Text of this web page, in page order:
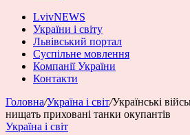
LvivNEWS
України і світу
Львівський портал
Суспільне мовлення
Компанії України
Контакти
Головна/Україна і світ/Українські
нищать приховані танки окупантів
Україна і світ